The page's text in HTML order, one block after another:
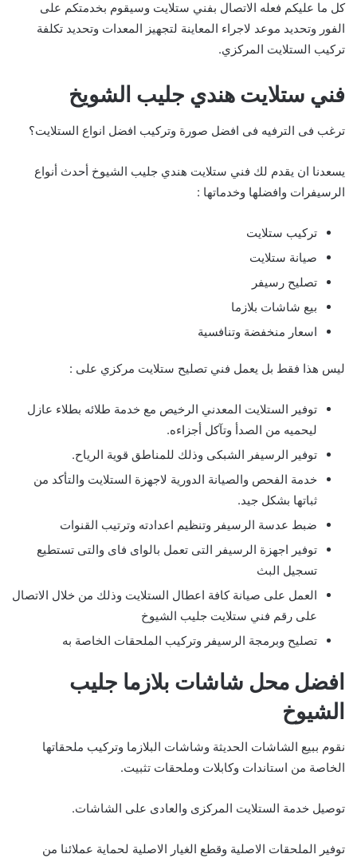
كل ما عليكم فعله الاتصال بفني ستلايت وسيقوم بخدمتكم على
الفور وتحديد موعد لاجراء المعاينة لتجهيز المعدات وتحديد تكلفة
تركيب الستلايت المركزي.
فني ستلايت هندي جليب الشويخ
ترغب فى الترفيه فى افضل صورة وتركيب افضل انواع الستلايت؟
يسعدنا ان يقدم لك فني ستلايت هندي جليب الشيوخ أحدث أنواع
الرسيفرات وافضلها وخدماتها :
تركيب ستلايت
صيانة ستلايت
تصليح رسيفر
بيع شاشات بلازما
اسعار منخفضة وتنافسية
ليس هذا فقط بل يعمل فني تصليح ستلايت مركزي على :
توفير الستلايت المعدني الرخيص مع خدمة طلائه بطلاء عازل
ليحميه من الصدأ وتآكل أجزاءه.
توفير الرسيفر الشبكى وذلك للمناطق قوية الرياح.
خدمة الفحص والصيانة الدورية لاجهزة الستلايت والتأكد من
ثباتها بشكل جيد.
ضبط عدسة الرسيفر وتنظيم اعدادته وترتيب القنوات
توفير اجهزة الرسيفر التى تعمل بالواى فاى والتى تستطيع
تسجيل البث
العمل على صيانة كافة اعطال الستلايت وذلك من خلال الاتصال
على رقم فني ستلايت جليب الشيوخ
تصليح وبرمجة الرسيفر وتركيب الملحقات الخاصة به
افضل محل شاشات بلازما جليب
الشيوخ
نقوم ببيع الشاشات الحديثة وشاشات البلازما وتركيب ملحقاتها
الخاصة من استاندات وكابلات وملحقات تثبيت.
توصيل خدمة الستلايت المركزى والعادى على الشاشات.
توفير الملحقات الاصلية وقطع الغيار الاصلية لحماية عملائنا من